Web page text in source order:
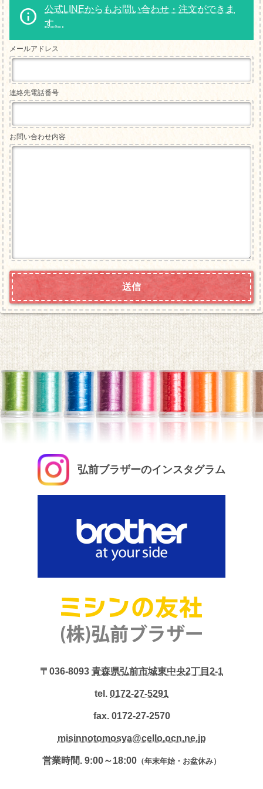
公式LINEからもお問い合わせ・注文ができま
す。
メールアドレス
連絡先電話番号
お問い合わせ内容
弘前ブラザーのインスタグラム
〒036-8093 青森県弘前市城東中央2丁目2-1
tel. 0172-27-5291
fax. 0172-27-2570
misinnotomosya@cello.ocn.ne.jp
営業時間. 9:00～18:00 （年末年始・お盆休み）